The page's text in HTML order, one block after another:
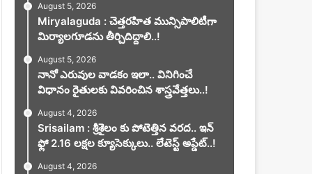
August 5, 2026
Miryalaguda : చెత్తరహిత మున్సిపాలిటీగా
మిర్యాలగూడను తీర్చిదిద్దాలి..!
August 5, 2026
నానో ఎరువుల వాడకం ఇలా.. వినిగించే
విధానం రైతులకు వివరించిన శాస్త్రవేత్తలు..!
August 4, 2026
Srisailam : శ్రీశైలం కు పోటెత్తిన వరద.. ఇన్
ఫ్లో 2.16 లక్షల క్యూసెక్కులు.. లేటెస్ట్ అప్డేట్..!
August 4, 2026